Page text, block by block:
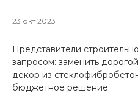
23 окт 2023
Представители
запросом: заменить
декор из
бюджетное решение.